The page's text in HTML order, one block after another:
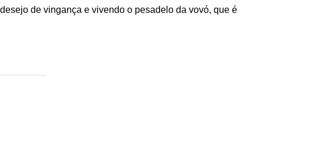
de vingança e vivendo o pesadelo da vovó, que é